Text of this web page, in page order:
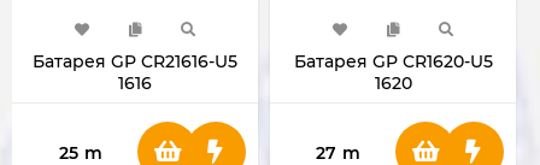
Батарея GP CR21616-U5
1616
25 m
Батарея GP CR1620-U5
1620
27 m